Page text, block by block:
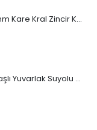
14 Ayar Altın Kaplama 2 mm Kare Kral Zincir Kolye
925 Ayar Gümüş Zirkon Taşlı Yuvarlak Suyolu Bileklik